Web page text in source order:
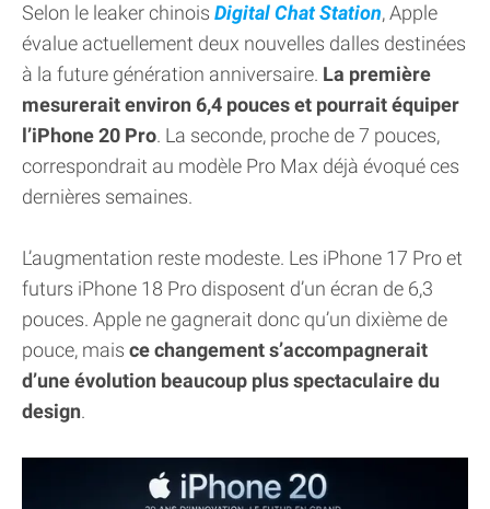
Selon le leaker chinois Digital Chat Station, Apple
évalue actuellement deux nouvelles dalles destinées
à la future génération anniversaire. La première
mesurerait environ 6,4 pouces et pourrait équiper
l’iPhone 20 Pro. La seconde, proche de 7 pouces,
correspondrait au modèle Pro Max déjà évoqué ces
dernières semaines.
L’augmentation reste modeste. Les iPhone 17 Pro et
futurs iPhone 18 Pro disposent d’un écran de 6,3
pouces. Apple ne gagnerait donc qu’un dixième de
pouce, mais ce changement s’accompagnerait
d’une évolution beaucoup plus spectaculaire du
design.